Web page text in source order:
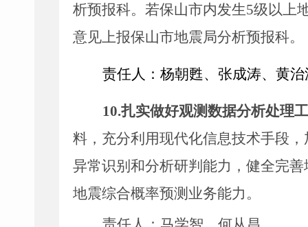
析预报科。若保山市内发生5级以上
意见上报保山市地震局分析预报科。
责任人：杨朝甦、 张成涛、黄
10.扎实做好观测数据分析处理
料，充分利用现代化信息技术手段
异常识别和分析研判能力，健全完
地震综合概率预测业务能力。